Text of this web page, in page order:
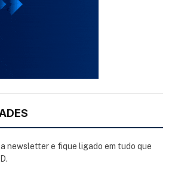
newsletter e fique ligado em tudo que